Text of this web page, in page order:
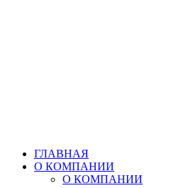
ГЛАВНАЯ
О КОМПАНИИ
О КОМПАНИИ